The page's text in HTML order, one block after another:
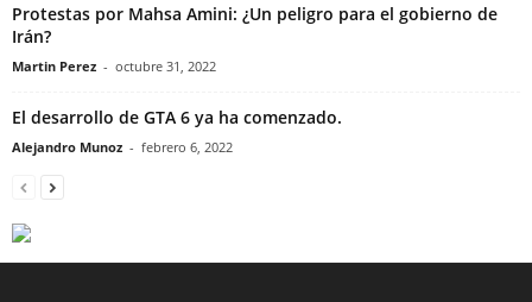
Protestas por Mahsa Amini: ¿Un peligro para el gobierno de
Irán?
Martin Perez - octubre 31, 2022
El desarrollo de GTA 6 ya ha comenzado.
Alejandro Munoz - febrero 6, 2022